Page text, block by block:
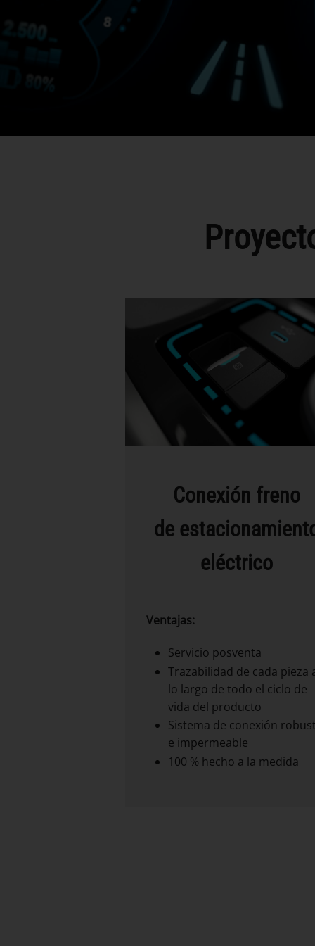
Conexión freno
de
eléctrico
Ventajas:
Servicio posventa
Trazabilidad de cada pieza
lo largo de todo el ciclo de
vida del producto
Sistema de conexión
e impermeable
100 % hecho a la medida